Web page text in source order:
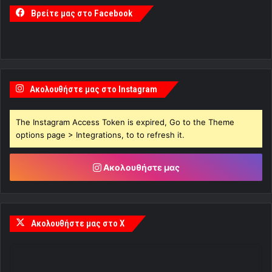
Βρείτε μας στο Facebook
Ακολουθήστε μας στο Instagram
The Instagram Access Token is expired, Go to the Theme
options page > Integrations, to to refresh it.
Ακολουθήστε μας
Ακολουθήστε μας στο X